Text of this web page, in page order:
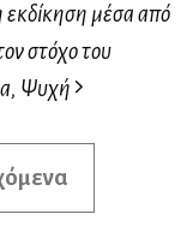
εκδίκηση μέσα από
στόχο του
Ψυχή